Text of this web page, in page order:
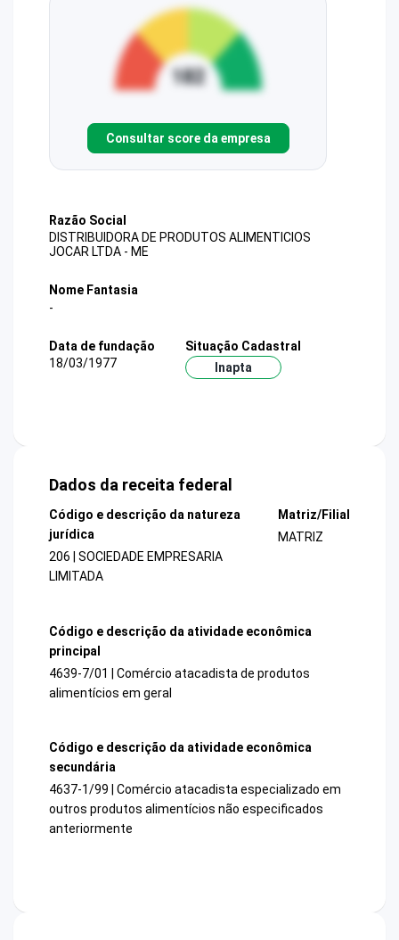
Consultar score da empresa
Razão Social
DISTRIBUIDORA DE PRODUTOS ALIMENTICIOS
JOCAR LTDA - ME
Nome Fantasia
-
Data de fundação
18/03/1977
Situação Cadastral
Inapta
Dados da receita federal
Código e descrição da natureza
jurídica
206 | SOCIEDADE EMPRESARIA
LIMITADA
Matriz/Filial
MATRIZ
Código e descrição da atividade econômica
principal
4639-7/01 | Comércio atacadista de produtos
alimentícios em geral
Código e descrição da atividade econômica
secundária
4637-1/99 | Comércio atacadista especializado em
outros produtos alimentícios não especificados
anteriormente